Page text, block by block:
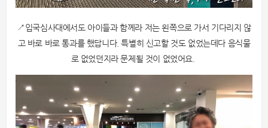
↗입국심사대에서도 아이들과 함께라 저는 왼쪽으로 가서 기다리지 않
고 바로 바로 통과를 했답니다. 특별히 신고할 것도 없었는데다 음식물
로 없었던지라 문제될 것이 없었어요.